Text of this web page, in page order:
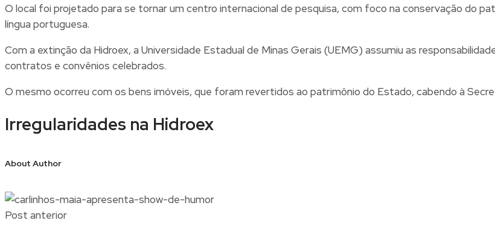
O local foi projetado para se tornar um centro internacional de pesquisa, com foco na conservação do
língua portuguesa.
Com a extinção da Hidroex, a Universidade Estadual de Minas Gerais (UEMG) assumiu as
contratos e convênios celebrados.
O mesmo ocorreu com os bens imóveis, que foram revertidos ao patrimônio do Estado, cabendo à
Irregularidades na Hidroex
About Author
Post anterior